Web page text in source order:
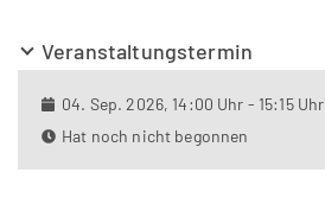
Veranstaltungstermin
04. Sep. 2026, 14:00 Uhr - 15:15 Uhr
Hat noch nicht begonnen